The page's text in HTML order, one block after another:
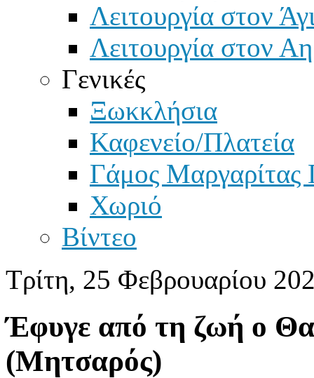
Λειτουργία στον
Λειτουργία στον
Γενικές
Ξωκκλήσια
Καφενείο/Πλατεία
Γάμος
Χωριό
Βίντεο
Τρίτη, 25 Φεβρουαρίου
Έφυγε από τη ζωή ο
(Μητσαρός)